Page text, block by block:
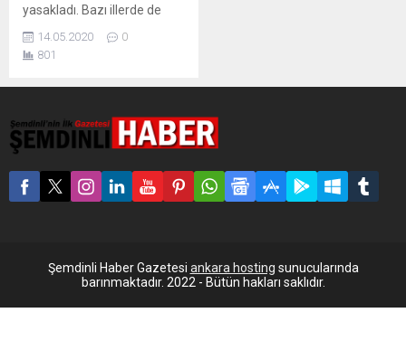
yasakladı. Bazı illerde de
maskesiz çıkılmaması kararı
alındı. Korona virüsüne karşı
tedbir uygulamalarından biri
olarak öne çıkan maske
kullanımı, Türkiye’deki 10
ilde zorunlu hale getirildi.
Bazı kentlerde ise insan
14.05.2020
0
801
Şemdinli Haber Gazetesi ankara hosting sunucularında
barınmaktadır. 2022 - Bütün hakları saklıdır.